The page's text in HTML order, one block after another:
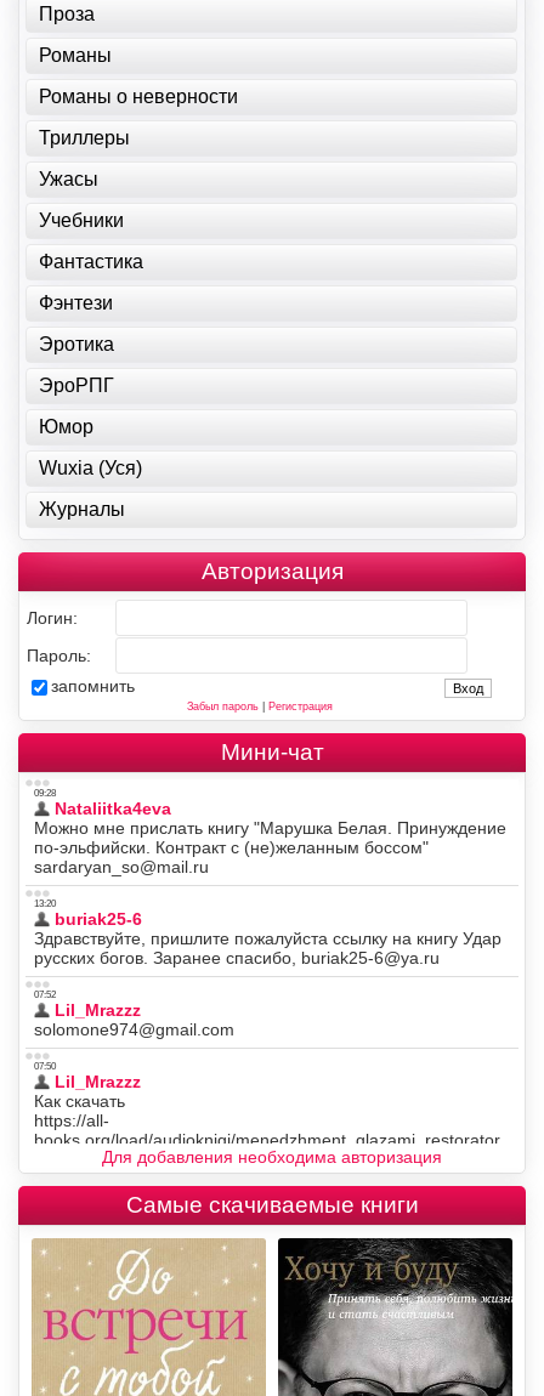
Проза
Романы
Романы о неверности
Триллеры
Ужасы
Учебники
Фантастика
Фэнтези
Эротика
ЭроРПГ
Юмор
Wuxia (Уся)
Журналы
Авторизация
Логин:
Пароль:
запомнить
Забыл пароль| Регистрация
Мини-чат
Для добавления необходима авторизация
Самые скачиваемые книги